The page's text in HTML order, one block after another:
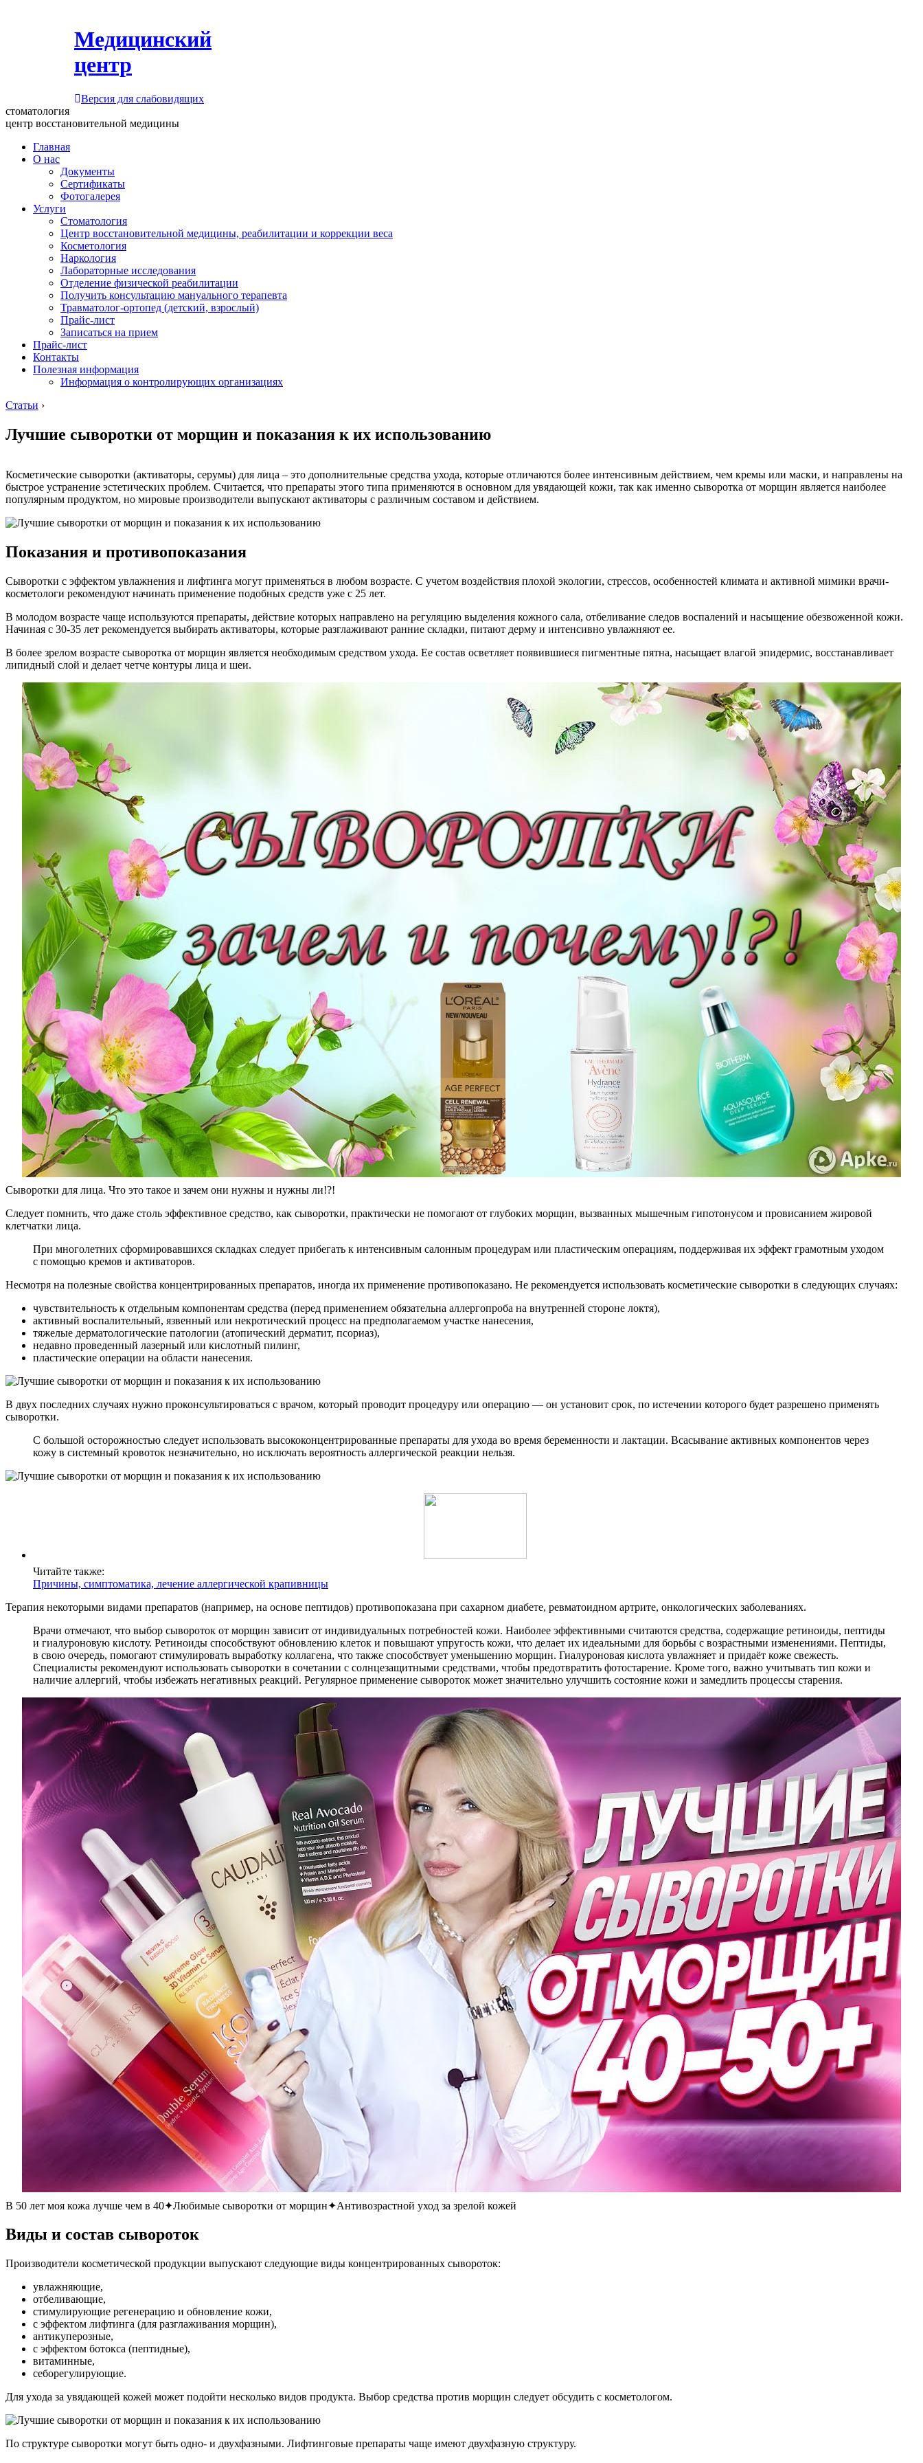
Медицинский
центр
Версия для слабовидящих
стоматология
центр восстановительной медицины
Главная
О нас
Документы
Сертификаты
Фотогалерея
Услуги
Стоматология
Центр восстановительной медицины, реабилитации и коррекции веса
Косметология
Наркология
Лабораторные исследования
Отделение физической реабилитации
Получить консультацию мануального терапевта
Травматолог-ортопед (детский, взрослый)
Прайс-лист
Записаться на прием
Прайс-лист
Контакты
Полезная информация
Информация о контролирующих организациях
Статьи ›
Лучшие сыворотки от морщин и показания к их использованию
Косметические сыворотки (активаторы, серумы) для лица – это дополнительные средства ухода, которые отличаются более интенсивным действием, чем кремы или маски, и направлены на
быстрое устранение эстетических проблем. Считается, что препараты этого типа применяются в основном для увядающей кожи, так как именно сыворотка от морщин является наиболее
популярным продуктом, но мировые производители выпускают активаторы с различным составом и действием.
Показания и противопоказания
Сыворотки с эффектом увлажнения и лифтинга могут применяться в любом возрасте. С учетом воздействия плохой экологии, стрессов, особенностей климата и активной мимики врачи-
косметологи рекомендуют начинать применение подобных средств уже с 25 лет.
В молодом возрасте чаще используются препараты, действие которых направлено на регуляцию выделения кожного сала, отбеливание следов воспалений и насыщение обезвоженной кожи.
Начиная с 30-35 лет рекомендуется выбирать активаторы, которые разглаживают ранние складки, питают дерму и интенсивно увлажняют ее.
В более зрелом возрасте сыворотка от морщин является необходимым средством ухода. Ее состав осветляет появившиеся пигментные пятна, насыщает влагой эпидермис, восстанавливает
липидный слой и делает четче контуры лица и шеи.
Сыворотки для лица. Что это такое и зачем они нужны и нужны ли!?!
Следует помнить, что даже столь эффективное средство, как сыворотки, практически не помогают от глубоких морщин, вызванных мышечным гипотонусом и провисанием жировой
клетчатки лица.
При многолетних сформировавшихся складках следует прибегать к интенсивным салонным процедурам или пластическим операциям, поддерживая их эффект грамотным уходом
с помощью кремов и активаторов.
Несмотря на полезные свойства концентрированных препаратов, иногда их применение противопоказано. Не рекомендуется использовать косметические сыворотки в следующих случаях:
чувствительность к отдельным компонентам средства (перед применением обязательна аллергопроба на внутренней стороне локтя),
активный воспалительный, язвенный или некротический процесс на предполагаемом участке нанесения,
тяжелые дерматологические патологии (атопический дерматит, псориаз),
недавно проведенный лазерный или кислотный пилинг,
пластические операции на области нанесения.
В двух последних случаях нужно проконсультироваться с врачом, который проводит процедуру или операцию — он установит срок, по истечении которого будет разрешено применять
сыворотки.
С большой осторожностью следует использовать высококонцентрированные препараты для ухода во время беременности и лактации. Всасывание активных компонентов через
кожу в системный кровоток незначительно, но исключать вероятность аллергической реакции нельзя.
Читайте также:
Причины, симптоматика, лечение аллергической крапивницы
Терапия некоторыми видами препаратов (например, на основе пептидов) противопоказана при сахарном диабете, ревматоидном артрите, онкологических заболеваниях.
Врачи отмечают, что выбор сывороток от морщин зависит от индивидуальных потребностей кожи. Наиболее эффективными считаются средства, содержащие ретиноиды, пептиды
и гиалуроновую кислоту. Ретиноиды способствуют обновлению клеток и повышают упругость кожи, что делает их идеальными для борьбы с возрастными изменениями. Пептиды,
в свою очередь, помогают стимулировать выработку коллагена, что также способствует уменьшению морщин. Гиалуроновая кислота увлажняет и придаёт коже свежесть.
Специалисты рекомендуют использовать сыворотки в сочетании с солнцезащитными средствами, чтобы предотвратить фотостарение. Кроме того, важно учитывать тип кожи и
наличие аллергий, чтобы избежать негативных реакций. Регулярное применение сывороток может значительно улучшить состояние кожи и замедлить процессы старения.
В 50 лет моя кожа лучше чем в 40✦Любимые сыворотки от морщин✦Антивозрастной уход за зрелой кожей
Виды и состав сывороток
Производители косметической продукции выпускают следующие виды концентрированных сывороток:
увлажняющие,
отбеливающие,
стимулирующие регенерацию и обновление кожи,
с эффектом лифтинга (для разглаживания морщин),
антикуперозные,
с эффектом ботокса (пептидные),
витаминные,
себорегулирующие.
Для ухода за увядающей кожей может подойти несколько видов продукта. Выбор средства против морщин следует обсудить с косметологом.
По структуре сыворотки могут быть одно- и двухфазными. Лифтинговые препараты чаще имеют двухфазную структуру.